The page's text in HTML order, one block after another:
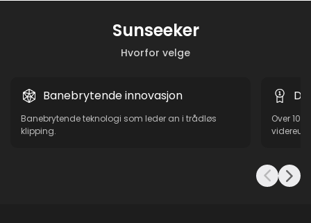
Hvorfor velge
Sunseeker
Banebrytende innovasjon
Banebrytende teknologi som leder an i trådløs
klipping.
Over 10